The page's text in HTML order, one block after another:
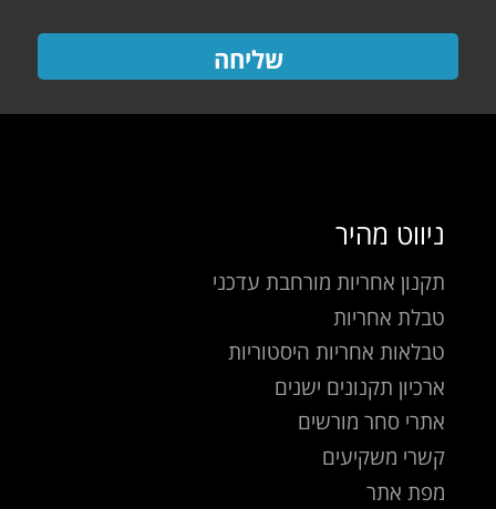
שליחה
ניווט מהיר
תקנון אחריות מורחבת עדכני
טבלת אחריות
טבלאות אחריות היסטוריות
ארכיון תקנונים ישנים
אתרי סחר מורשים
קשרי משקיעים
מפת אתר